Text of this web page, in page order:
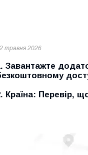
травня 2026
Завантажте
Країна: Перевір,